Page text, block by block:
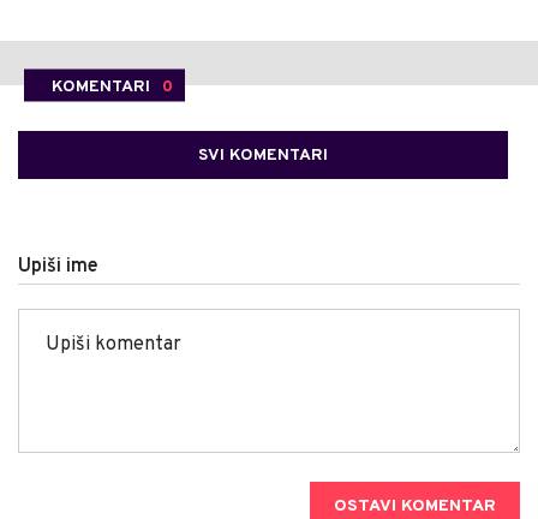
KOMENTARI 0
SVI KOMENTARI
Upiši ime
OSTAVI KOMENTAR